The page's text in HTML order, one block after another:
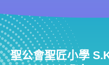
聖公會聖匠小學